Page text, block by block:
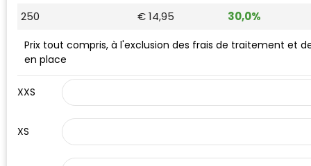
250
€ 14,95 30,0%
XXS
XS
Prix tout compris, à l'exclusion des frais de traitement et
en place